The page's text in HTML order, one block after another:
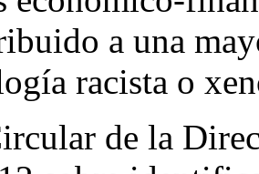
a una
racista o
de la